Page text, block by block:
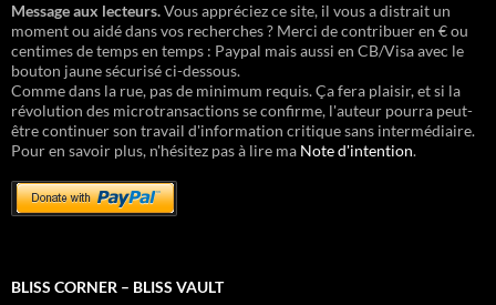
Message aux lecteurs.Vous appréciez ce site, il vous a distrait un
moment ou aidé dans vos recherches ? Merci de contribuer en € ou
centimes de temps en temps : Paypal mais aussi en CB/Visa avec le
bouton jaune sécurisé ci-dessous.
Comme dans la rue, pas de minimum requis. Ça fera plaisir, et si la
révolution des microtransactions se confirme, l'auteur pourra peut-
être continuer son travail d'information critique sans intermédiaire.
Pour en savoir plus, n'hésitez pas à lire ma Note d'intention.
BLISS CORNER – BLISS VAULT